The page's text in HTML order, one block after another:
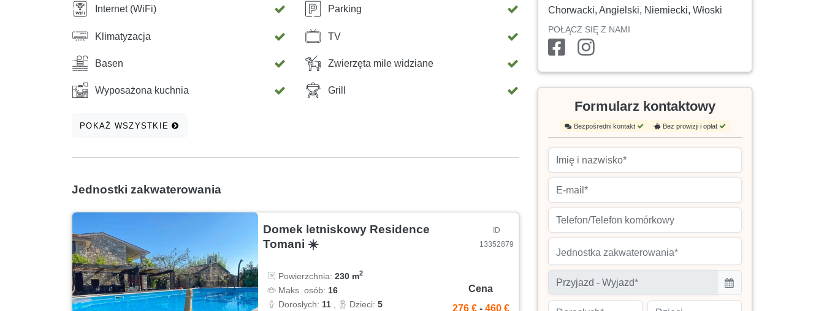
Internet (WiFi) Parking
Klimatyzacja TV
Basen Zwierzęta mile widziane
Wyposażona kuchnia Grill
POKAŻ WSZYSTKIE
Jednostki zakwaterowania
Domek letniskowy Residence
Tomani ☀️
ID
13352879
Powierzchnia:230 m2
Maks. osób: 16
Dorosłych: 11 Dzieci:5
Cena
276 € - 460 €
Chorwacki, Angielski, Niemiecki, Włoski
POŁĄCZ SIĘ Z NAMI
Formularz kontaktowy
Bezpośredni kontakt Bez prowizji i opłat
Jednostka zakwaterowania*